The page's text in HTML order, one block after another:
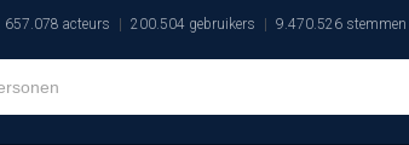
657.078 acteurs 200.504 gebruikers 9.470.526 stemmen